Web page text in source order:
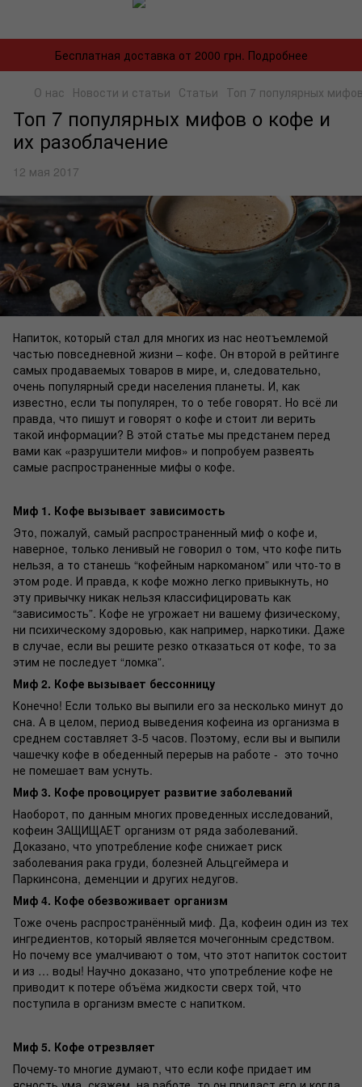
Бесплатная доставка от 2000 грн. Подробнее
О нас Новости и статьи Статьи Топ 7 популярных
Топ 7 популярных мифов о кофе и
их разоблачение
12 мая 2017
Напиток, который стал для многих из нас неотъемлемой
частью повседневной жизни – кофе. Он второй в рейтинге
самых продаваемых товаров в мире, и, следовательно,
очень популярный среди населения планеты. И, как
известно, если ты популярен, то о тебе говорят. Но всё ли
правда, что пишут и говорят о кофе и стоит ли верить
такой информации? В этой статье мы предстанем перед
вами как «разрушители мифов» и попробуем развеять
самые распространенные мифы о кофе.
Миф 1. Кофе вызывает зависимость
Это, пожалуй, самый распространенный миф о кофе и,
наверное, только ленивый не говорил о том, что кофе пить
нельзя, а то станешь “кофейным наркоманом” или что-то в
этом роде. И правда, к кофе можно легко привыкнуть, но
эту привычку никак нельзя классифицировать как
“зависимость”. Кофе не угрожает ни вашему физическому,
ни психическому здоровью, как например, наркотики. Даже
в случае, если вы решите резко отказаться от кофе, то за
этим не последует “ломка”.
Миф 2. Кофе вызывает бессонницу
Конечно! Если только вы выпили его за несколько минут до
сна. А в целом, период выведения кофеина из организма в
среднем составляет 3-5 часов. Поэтому, если вы и выпили
чашечку кофе в обеденный перерыв на работе - это точно
не помешает вам уснуть.
Миф 3. Кофе провоцирует развитие заболеваний
Наоборот, по данным многих проведенных исследований,
кофеин ЗАЩИЩАЕТ организм от ряда заболеваний.
Доказано, что употребление кофе снижает риск
заболевания рака груди, болезней Альцгеймера и
Паркинсона, деменции и других недугов.
Миф 4. Кофе обезвоживает организм
Тоже очень распространённый миф. Да, кофеин один из тех
ингредиентов, который является мочегонным средством.
Но почему все умалчивают о том, что этот напиток состоит
и из … воды! Научно доказано, что употребление кофе не
приводит к потере объёма жидкости сверх той, что
поступила в организм вместе с напитком.
Миф 5. Кофе отрезвляет
Почему-то многие думают, что если кофе придает им